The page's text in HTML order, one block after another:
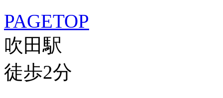
PAGETOP
吹田駅
徒歩2分